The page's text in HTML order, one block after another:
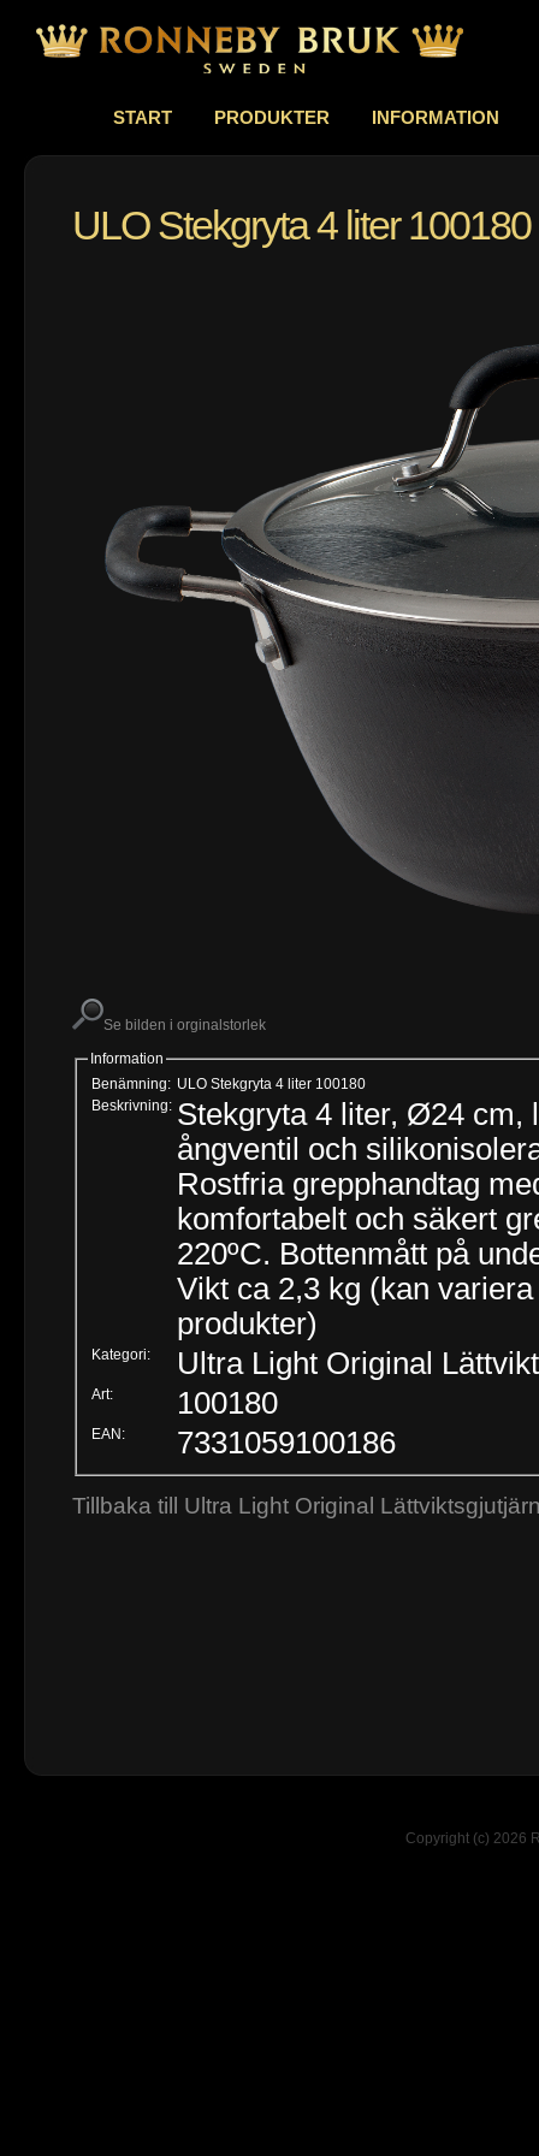
START PRODUKTER INFORMATION
ULO Stekgryta 4 liter 100180
Se bilden i orginalstorlek
Information
Benämning: ULO Stekgryta 4 liter 100180
Beskrivning: Stekgryta 4 liter, Ø24 cm,
ångventil och
Rostfria grepphandtag
komfortabelt och säkert
220ºC. Bottenmått på
Vikt ca 2,3 kg (kan
produkter)
Kategori: Ultra Light Original
Art: 100180
EAN: 7331059100186
Tillbaka till Ultra Light Original
Copyright (c) 2026